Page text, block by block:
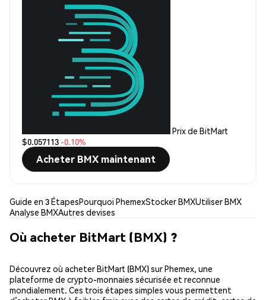
Prix de BitMart
$0.057113 -0.10%
Acheter BMX maintenant
Guide en 3 ÉtapesPourquoi PhemexStocker BMXUtiliser BMX
Analyse BMXAutres devises
Où acheter BitMart (BMX) ?
Découvrez où acheter BitMart (BMX) sur Phemex, une
plateforme de crypto-monnaies sécurisée et reconnue
mondialement. Ces trois étapes simples vous permettent